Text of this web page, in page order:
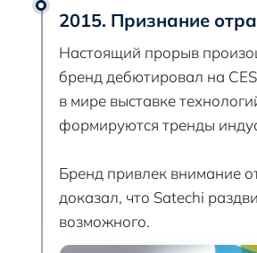
2015. Признание
Настоящий прорыв
бренд дебютировал на
в мире выставке
формируются тренды
Бренд привлек внимание
доказал, что Satechi
возможного.